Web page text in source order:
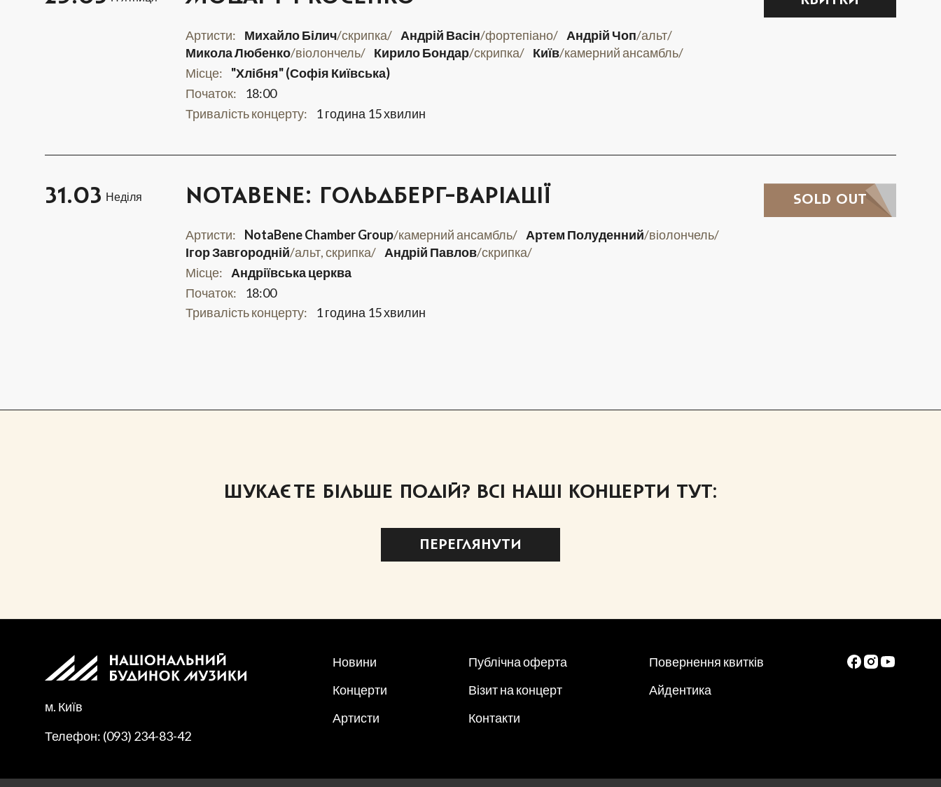
Артисти: Михайло Білич/скрипка/ Андрій Васін/фортепіано/ Андрій Чоп/альт/
Микола Любенко/віолончель/ Кирило Бондар/скрипка/ Київ/камерний ансамбль/
Місце:
"Хлібня" (Софія Київська)
Початок:
18:00
Тривалість концерту:
1 година 15 хвилин
31.03 Неділя NOTABENE: ГОЛЬДБЕРГ-ВАРІАЦІЇ
Артисти: NotaBene Chamber Group/камерний ансамбль/ Артем Полуденний/віолончель/
Ігор Завгородній/альт, скрипка/ Андрій Павлов/скрипка/
Місце:
Андріївська церква
Початок:
18:00
Тривалість концерту:
1 година 15 хвилин
SOLD OUT
ШУКАЄТЕ БІЛЬШЕ ПОДІЙ? ВСІ НАШІ КОНЦЕРТИ ТУТ:
ПЕРЕГЛЯНУТИ
м. Київ
Телефон: (093) 234-83-42
Новини
Концерти
Артисти
Публічна оферта
Візит на концерт
Контакти
Повернення квитків
Айдентика